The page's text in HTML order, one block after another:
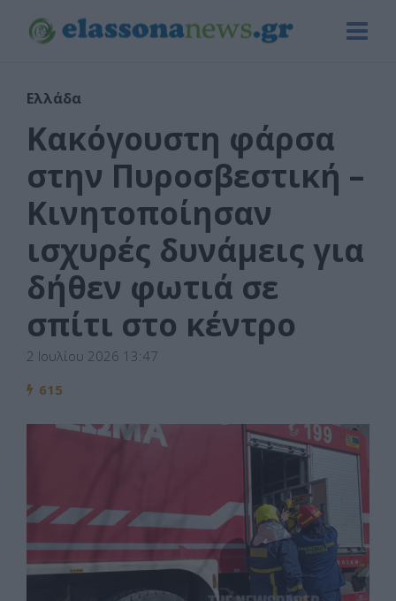
Ελλάδα
Κακόγουστη φάρσα
στην Πυροσβεστική –
Κινητοποίησαν
ισχυρές δυνάμεις για
δήθεν φωτιά σε
σπίτι στο κέντρο
2 Ιουλίου 2026 13:47
615